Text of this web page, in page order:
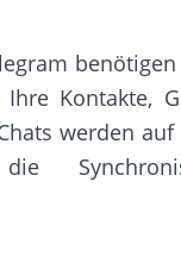
Kontakte,
werden auf